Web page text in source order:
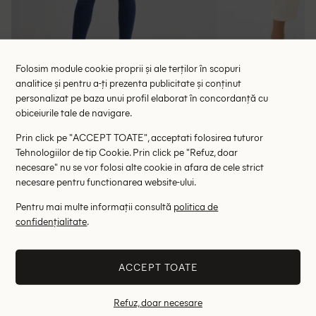
Blugi Pepe Jeans, albastru
138.00 lei 279.00 lei
W26/L28
- 58%
Folosim module cookie proprii și ale terților în scopuri
analitice și pentru a-ți prezenta publicitate și conținut
personalizat pe baza unui profil elaborat în concordanță cu
obiceiurile tale de navigare.
Prin click pe "ACCEPT TOATE", acceptati folosirea tuturor
Tehnologiilor de tip Cookie. Prin click pe "Refuz, doar
necesare" nu se vor folosi alte cookie in afara de cele strict
necesare pentru functionarea website-ului.
Pentru mai multe informații consultă politica de
confidențialitate.
ACCEPT TOATE
Refuz, doar necesare